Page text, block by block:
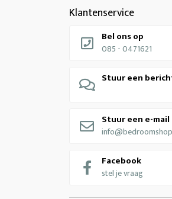
Klantenservice
Bel ons op
085 - 0471621
Stuur een
Stuur een e-mail
Facebook
stel je vraag